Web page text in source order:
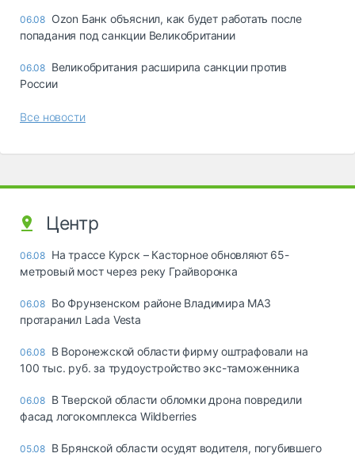
06.08 Ozon Банк объяснил, как будет работать после
попадания под санкции Великобритании
06.08 Великобритания расширила санкции против
России
Все новости
Центр
06.08 На трассе Курск – Касторное обновляют 65-
метровый мост через реку Грайворонка
06.08 Во Фрунзенском районе Владимира МАЗ
протаранил Lada Vesta
06.08 В Воронежской области фирму оштрафовали на
100 тыс. руб. за трудоустройство экс-таможенника
06.08 В Тверской области обломки дрона повредили
фасад логокомплекса Wildberries
05.08 В Брянской области осудят водителя, погубившего